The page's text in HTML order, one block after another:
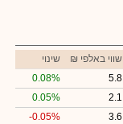
₪ שווי באלפי
שינוי
5.8
0.08%
2.1
0.05%
3.6
-0.05%